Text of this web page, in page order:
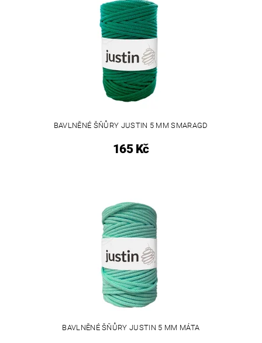
BAVLNĚNÉ ŠŇŮRY JUSTIN 5 MM SMARAGD
165 Kč
BAVLNĚNÉ ŠŇŮRY JUSTIN 5 MM MÁTA